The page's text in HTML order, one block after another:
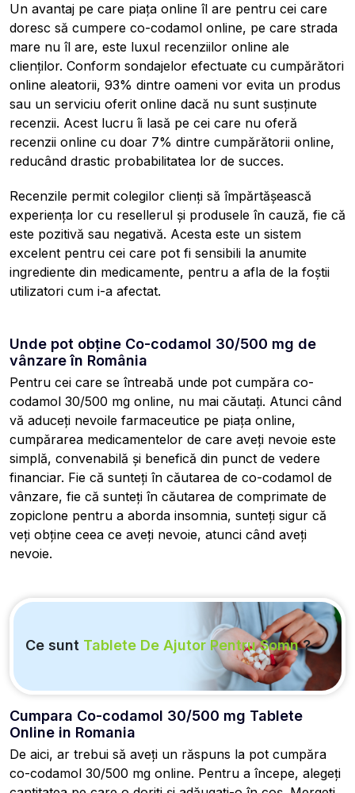
Un avantaj pe care piața online îl are pentru cei care
doresc să cumpere co-codamol online, pe care strada
mare nu îl are, este luxul recenziilor online ale
clienților. Conform sondajelor efectuate cu cumpărători
online aleatorii, 93% dintre oameni vor evita un produs
sau un serviciu oferit online dacă nu sunt susținute
recenzii. Acest lucru îi lasă pe cei care nu oferă
recenzii online cu doar 7% dintre cumpărătorii online,
reducând drastic probabilitatea lor de succes.
Recenzile permit colegilor clienți să împărtășească
experiența lor cu resellerul și produsele în cauză, fie că
este pozitivă sau negativă. Acesta este un sistem
excelent pentru cei care pot fi sensibili la anumite
ingrediente din medicamente, pentru a afla de la foștii
utilizatori cum i-a afectat.
Unde pot obține Co-codamol 30/500 mg de
vânzare în România
Pentru cei care se întreabă unde pot cumpăra co-
codamol 30/500 mg online, nu mai căutați. Atunci când
vă aduceți nevoile farmaceutice pe piața online,
cumpărarea medicamentelor de care aveți nevoie este
simplă, convenabilă și benefică din punct de vedere
financiar. Fie că sunteți în căutarea de co-codamol de
vânzare, fie că sunteți în căutarea de comprimate de
zopiclone pentru a aborda insomnia, sunteți sigur că
veți obține ceea ce aveți nevoie, atunci când aveți
nevoie.
Ce sunt Tablete De Ajutor Pentru Somn?
Cumpara Co-codamol 30/500 mg Tablete
Online in Romania
De aici, ar trebui să aveți un răspuns la pot cumpăra
co-codamol 30/500 mg online. Pentru a începe, alegeți